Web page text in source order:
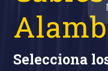
Selecciona